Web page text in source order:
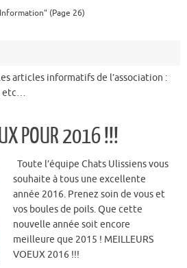
(Page 26)
articles informatifs de l’association :
etc…
POUR 2016 !!!
Toute l’équipe Chats Ulissiens vous
souhaite à tous une excellente
année 2016. Prenez soin de vous et
vos boules de poils. Que cette
nouvelle année soit encore
meilleure que 2015 ! MEILLEURS
VOEUX 2016 !!!